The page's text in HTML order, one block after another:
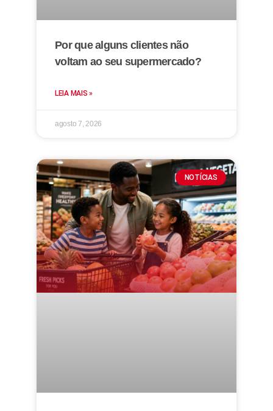
Por que alguns clientes não
voltam ao seu supermercado?
LEIA MAIS »
agosto 7, 2026
NOTÍCIAS